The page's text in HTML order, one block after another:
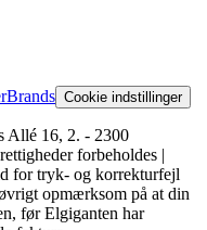
Brands Cookie indstillinger
Allé 16, 2. - 2300
forbeholdes |
for tryk- og korrekturfejl
opmærksom på at din
før Elgiganten har